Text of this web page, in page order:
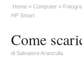
Home Computer
HP Smart
Come
diSalvatore Aranzulla